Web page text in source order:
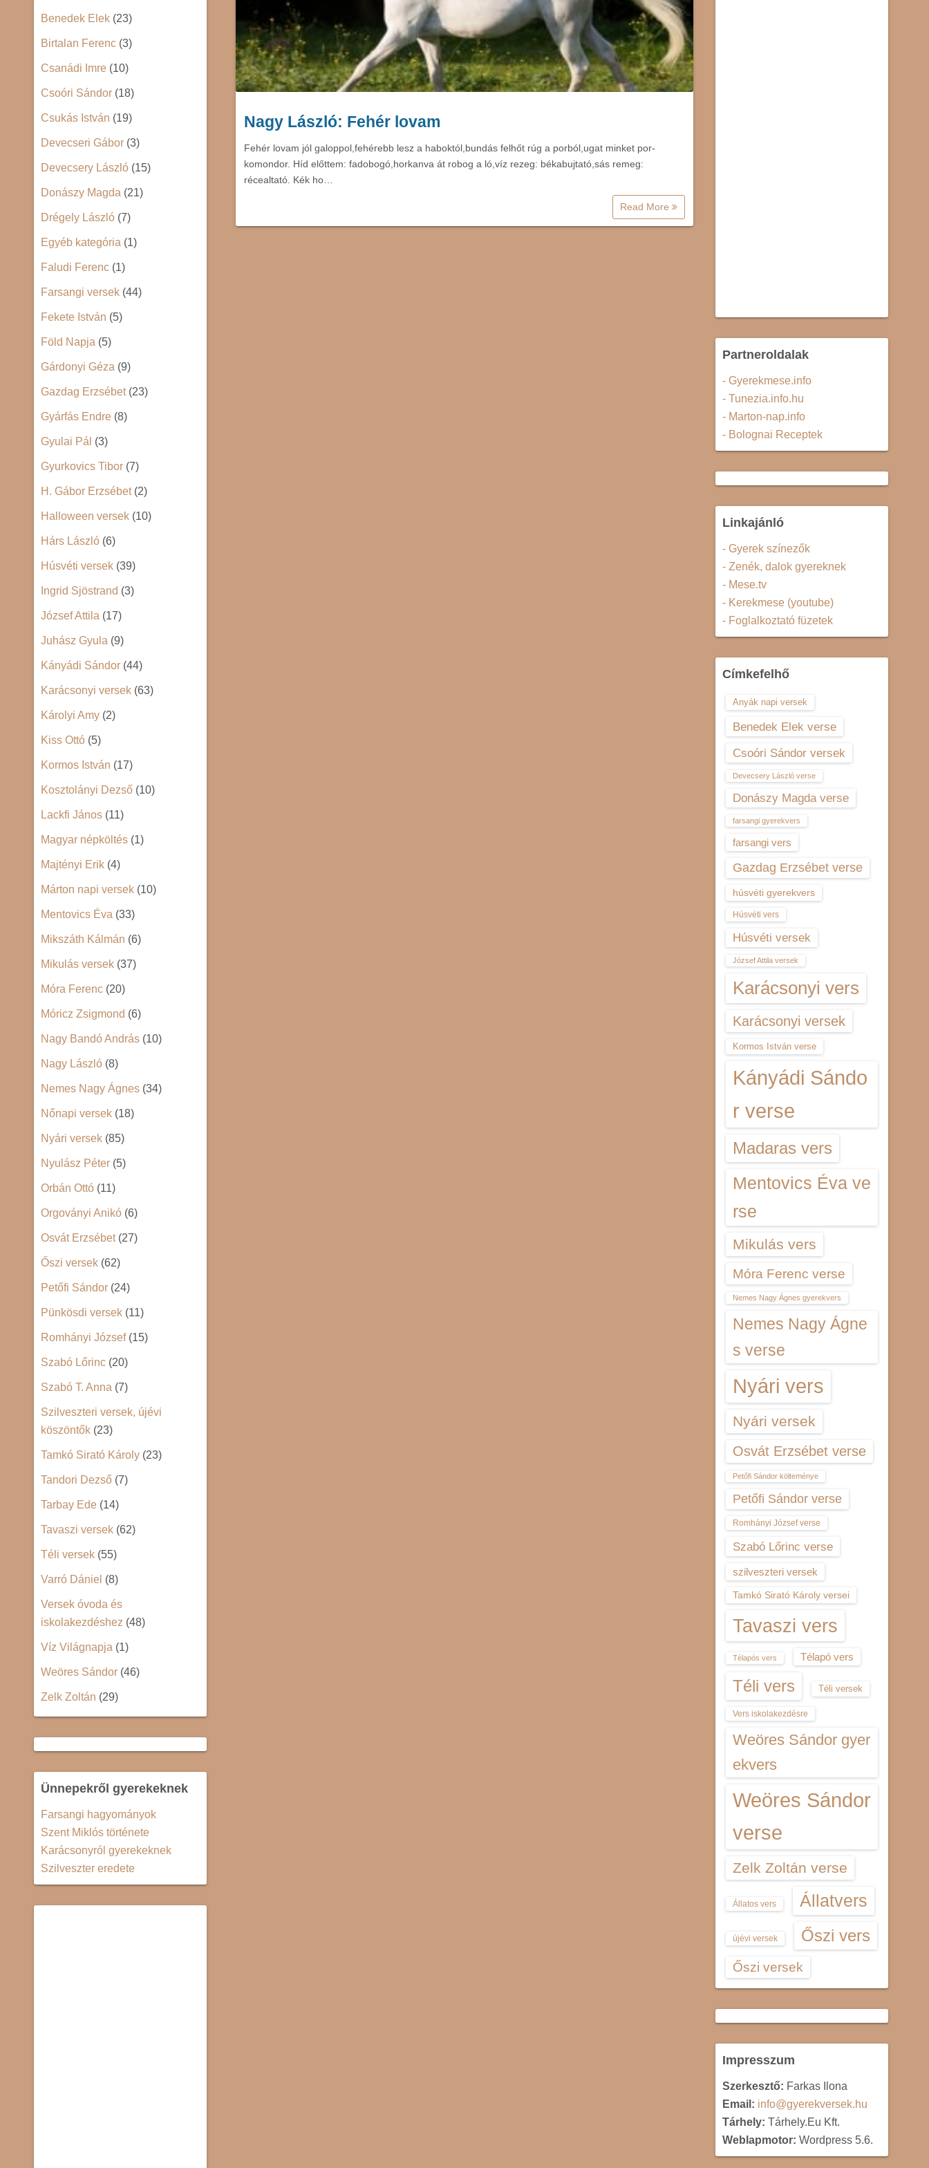
Nagy László: Fehér lovam
Fehér lovam jól galoppol,fehérebb lesz a haboktól,bundás felhőt rúg a porból,ugat minket por-
komondor. Híd előttem: fadobogó,horkanva át robog a ló,víz rezeg: békabujtató,sás remeg:
récealtató. Kék ho…
Read More
Benedek Elek (23)
Birtalan Ferenc (3)
Csanádi Imre (10)
Csoóri Sándor (18)
Csukás István (19)
Devecseri Gábor (3)
Devecsery László (15)
Donászy Magda (21)
Drégely László (7)
Egyéb kategória (1)
Faludi Ferenc (1)
Farsangi versek (44)
Fekete István (5)
Föld Napja (5)
Gárdonyi Géza (9)
Gazdag Erzsébet(23)
Gyárfás Endre (8)
Gyulai Pál (3)
Gyurkovics Tibor (7)
H. Gábor Erzsébet(2)
Halloween versek (10)
Hárs László (6)
Húsvéti versek (39)
Ingrid Sjöstrand (3)
József Attila (17)
Juhász Gyula (9)
Kányádi Sándor (44)
Karácsonyi versek (63)
Károlyi Amy (2)
Kiss Ottó (5)
Kormos István (17)
Kosztolányi Dezső (10)
Lackfi János (11)
Magyar népköltés (1)
Majtényi Erik (4)
Márton napi versek (10)
Mentovics Éva (33)
Mikszáth Kálmán (6)
Mikulás versek (37)
Móra Ferenc (20)
Móricz Zsigmond (6)
Nagy Bandó András (10)
Nagy László (8)
Nemes Nagy Ágnes (34)
Nőnapi versek (18)
Nyári versek (85)
Nyulász Péter (5)
Orbán Ottó (11)
Orgoványi Anikó (6)
Osvát Erzsébet(27)
Őszi versek (62)
Petőfi Sándor (24)
Pünkösdi versek (11)
Romhányi József(15)
Szabó Lőrinc (20)
Szabó T. Anna (7)
Szilveszteri versek, újévi
köszöntők (23)
Tamkó Sirató Károly (23)
Tandori Dezső (7)
Tarbay Ede (14)
Tavaszi versek (62)
Téli versek (55)
Varró Dániel (8)
Versek óvoda és
iskolakezdéshez (48)
Víz Világnapja (1)
Weöres Sándor (46)
Zelk Zoltán (29)
Ünnepekről gyerekeknek
Farsangi hagyományok
Szent Miklós története
Karácsonyról gyerekeknek
Szilveszter eredete
Partneroldalak
- Gyerekmese.info
- Tunezia.info.hu
- Marton-nap.info
- Bolognai Receptek
Linkajánló
- Gyerek színezők
- Zenék, dalok gyereknek
- Mese.tv
- Kerekmese (youtube)
- Foglalkoztató füzetek
Címkefelhő
Anyák napi versek
Benedek Elek verse
Csoóri Sándor versek
Devecsery László verse
Donászy Magda verse
farsangi gyerekvers
farsangi vers
Gazdag Erzsébet verse
húsvéti gyerekvers
Húsvéti vers
Húsvéti versek
József Attila versek
Karácsonyi vers
Karácsonyi versek
Kormos István verse
Kányádi Sándo
r verse
Madaras vers
Mentovics Éva ve
rse
Mikulás vers
Móra Ferenc verse
Nemes Nagy Ágnes gyerekvers
Nemes Nagy Ágne
s verse
Nyári vers
Nyári versek
Osvát Erzsébet verse
Petőfi Sándor költeménye
Petőfi Sándor verse
Romhányi József verse
Szabó Lőrinc verse
szilveszteri versek
Tamkó Sirató Károly versei
Tavaszi vers
Télapós vers Télapó vers
Téli vers Téli versek
Vers iskolakezdésre
Weöres Sándor gyer
ekvers
Weöres Sándor
verse
Zelk Zoltán verse
Állatos vers Állatvers
újévi versek Őszi vers
Őszi versek
Impresszum
Szerkesztő: Farkas Ilona
Email: info@gyerekversek.hu
Tárhely: Tárhely.Eu Kft.
Weblapmotor: Wordpress 5.6.